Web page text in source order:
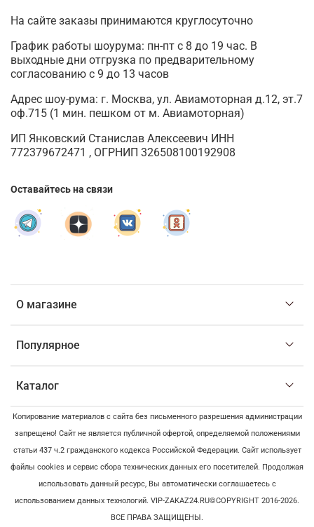
О магазине
Популярное
Каталог
На сайте заказы принимаются круглосуточно
График работы шоурума: пн-пт с 8 до 19 час. В
выходные дни отгрузка по предварительному
согласованию с 9 до 13 часов
Адрес шоу-рума: г. Москва, ул. Авиамоторная д.12, эт.7
оф.715 (1 мин. пешком от м. Авиамоторная)
ИП Янковский Станислав Алексеевич ИНН
772379672471 , ОГРНИП 326508100192908
Оставайтесь на связи
Копирование материалов с сайта без письменного разрешения администрации
запрещено! Сайт не является публичной офертой, определяемой положениями
статьи 437 ч.2 гражданского кодекса Российской Федерации. Сайт использует
файлы cookies и сервис сбора технических данных его посетителей. Продолжая
использовать данный ресурс, Вы автоматически соглашаетесь с
использованием данных технологий. VIP-ZAKAZ24.RU©COPYRIGHT 2016-2026.
ВСЕ ПРАВА ЗАЩИЩЕНЫ.